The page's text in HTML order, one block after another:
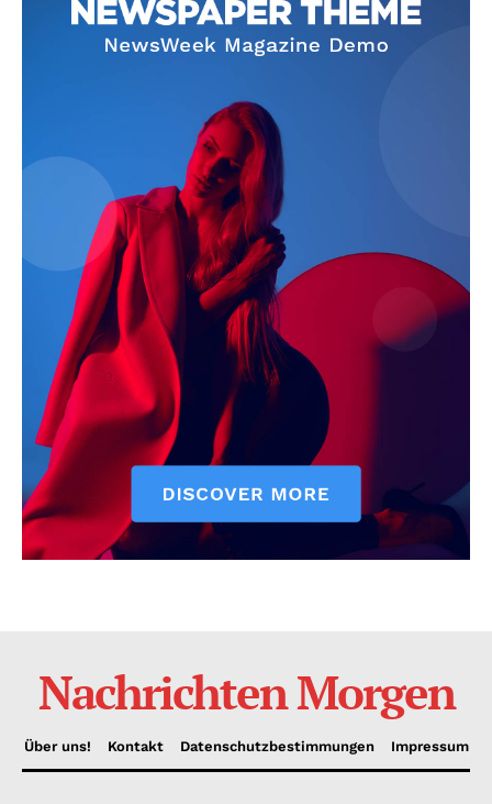
Nachrichten Morgen
Über uns! Kontakt Datenschutzbestimmungen Impressum